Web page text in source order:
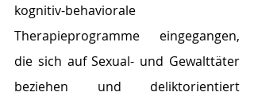
kognitiv-behaviorale
Therapieprogramme eingegangen,
die sich auf Sexual- und Gewalttäter
beziehen und deliktorientiert